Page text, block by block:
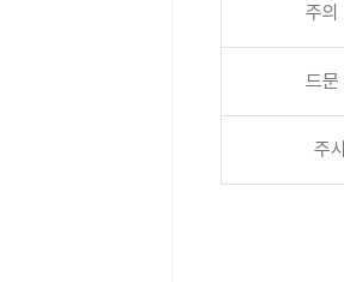
주의
드문
주